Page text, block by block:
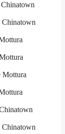
Chinatown
Mottura
Chinatown